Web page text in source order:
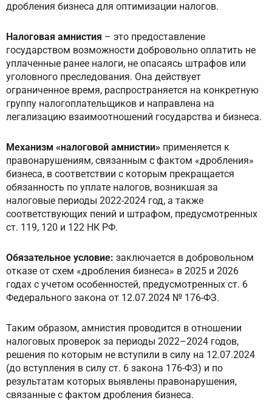
дробления бизнеса для оптимизации налогов.
Налоговая амнистия – это предоставление
государством возможности добровольно оплатить не
уплаченные ранее налоги, не опасаясь штрафов или
уголовного преследования. Она действует
ограниченное время, распространяется на конкретную
группу налогоплательщиков и направлена на
легализацию взаимоотношений государства и бизнеса.
Механизм «налоговой амнистии» применяется к
правонарушениям, связанным с фактом «дробления»
бизнеса, в соответствии с которым прекращается
обязанность по уплате налогов, возникшая за
налоговые периоды 2022-2024 год, а также
соответствующих пений и штрафом, предусмотренных
ст. 119, 120 и 122 НК РФ.
Обязательное условие: заключается в добровольном
отказе от схем «дробления бизнеса» в 2025 и 2026
годах с учетом особенностей, предусмотренных ст. 6
Федерального закона от 12.07.2024 № 176-ФЗ.
Таким образом, амнистия проводится в отношении
налоговых проверок за периоды 2022–2024 годов,
решения по которым не вступили в силу на 12.07.2024
(до вступления в силу ст. 6 закона 176-ФЗ) и по
результатам которых выявлены правонарушения,
связанные с фактом дробления бизнеса.